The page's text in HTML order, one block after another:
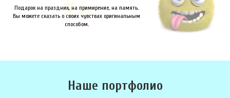
Подарок на праздник, на примирение, на память.
Вы можете сказать о своих чувствах оригинальным
способом.
Наше портфолио